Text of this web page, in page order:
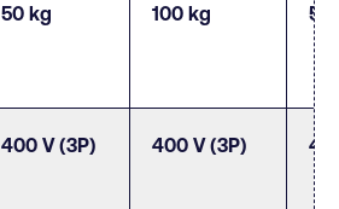
50 kg 100 kg
400 V (3P) 400 V (3P)